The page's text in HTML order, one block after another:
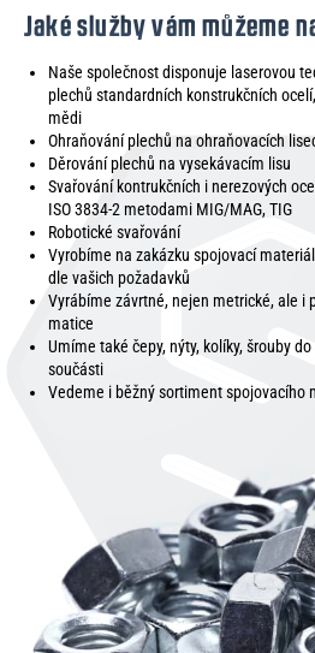
Jaké služby vám můžeme
Naše společnost disponuje laserovou
plechů standardních konstrukčních
mědi
Ohraňování plechů na ohraňovacích
Děrování plechů na vysekávacím lisu
Svařování kontrukčních i nerezových
ISO 3834-2 metodami MIG/MAG, TIG
Robotické svařování
Vyrobíme na zakázku spojovací
dle vašich požadavků
Vyrábíme závrtné, nejen metrické, ale i
matice
Umíme také čepy, nýty, kolíky, šrouby
součásti
Vedeme i běžný sortiment spojovacího